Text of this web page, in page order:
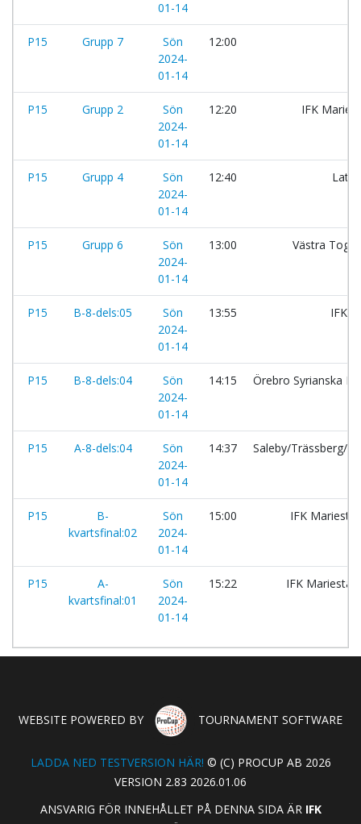
01-14
P15 Grupp 7
Sön
2024-
01-14
12:00
P15 Grupp 2
Sön
2024-
01-14
12:20 IFK
P15 Grupp 4
Sön
2024-
01-14
12:40
P15 Grupp 6
Sön
2024-
01-14
13:00 Västra
P15 B-8-dels:05
Sön
2024-
01-14
13:55 IFK
P15 B-8-dels:04
Sön
2024-
01-14
14:15 Örebro Syrianska
P15 A-8-dels:04
Sön
2024-
01-14
14:37 Saleby/Trässberg/
P15
B-
kvartsfinal:02
Sön
2024-
01-14
15:00 IFK
P15
A-
kvartsfinal:01
Sön
2024-
01-14
15:22 IFK
WEBSITE POWERED BY TOURNAMENT SOFTWARE
LADDA NED TESTVERSION HÄR! © (C) PROCUP AB 2026
VERSION 2.83 2026.01.06
ANSVARIG FÖR INNEHÅLLET PÅ DENNA SIDA ÄR IFK